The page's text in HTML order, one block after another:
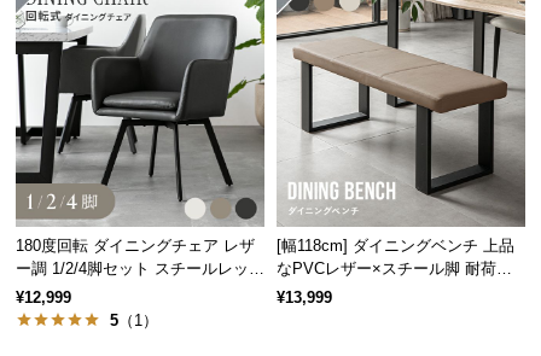
ャ
ン
セ
ル
に
つ
い
て
保
証
に
180度回転 ダイニングチェア レザ
ー調 1/2/4脚セット スチールレッグ
ブラック脚
¥12,999
5 （1）
[幅118cm] ダイニングベンチ 上品
なPVCレザー×スチール脚 耐荷重2
00kg
¥13,999